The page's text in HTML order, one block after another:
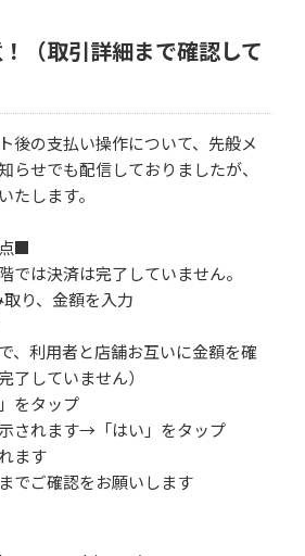
（取引詳細まで確認して
後の支払い操作について、先般メ
らせでも配信しておりましたが、
たします。
■
は決済は完了していません。
り、金額を入力
、利用者と店舗お互いに金額を確
了していません）
をタップ
されます→「はい」をタップ
ます
でご確認をお願いします